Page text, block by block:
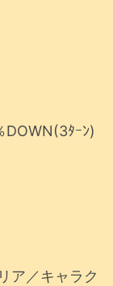
DOWN(3ﾀｰﾝ)
ア／キャラク